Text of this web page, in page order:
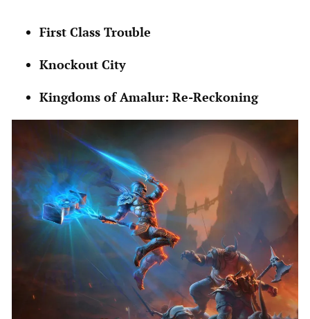
First Class Trouble
Knockout City
Kingdoms of Amalur: Re-Reckoning